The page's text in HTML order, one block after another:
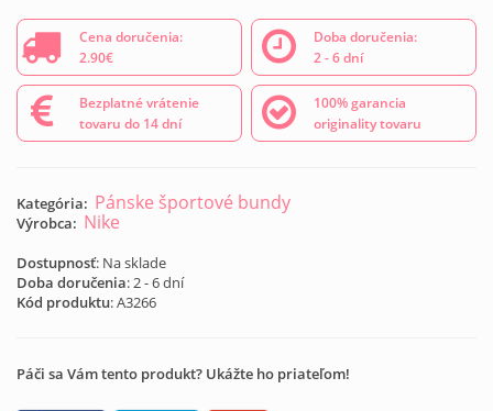
Cena doručenia:
2.90€
Doba doručenia:
2 - 6 dní
Bezplatné vrátenie
tovaru do 14 dní
100% garancia
originality tovaru
Kategória: Pánske športové bundy
Výrobca: Nike
Dostupnosť: Na sklade
Doba doručenia: 2 - 6 dní
Kód produktu:A3266
Páči sa Vám tento produkt? Ukážte ho priateľom!